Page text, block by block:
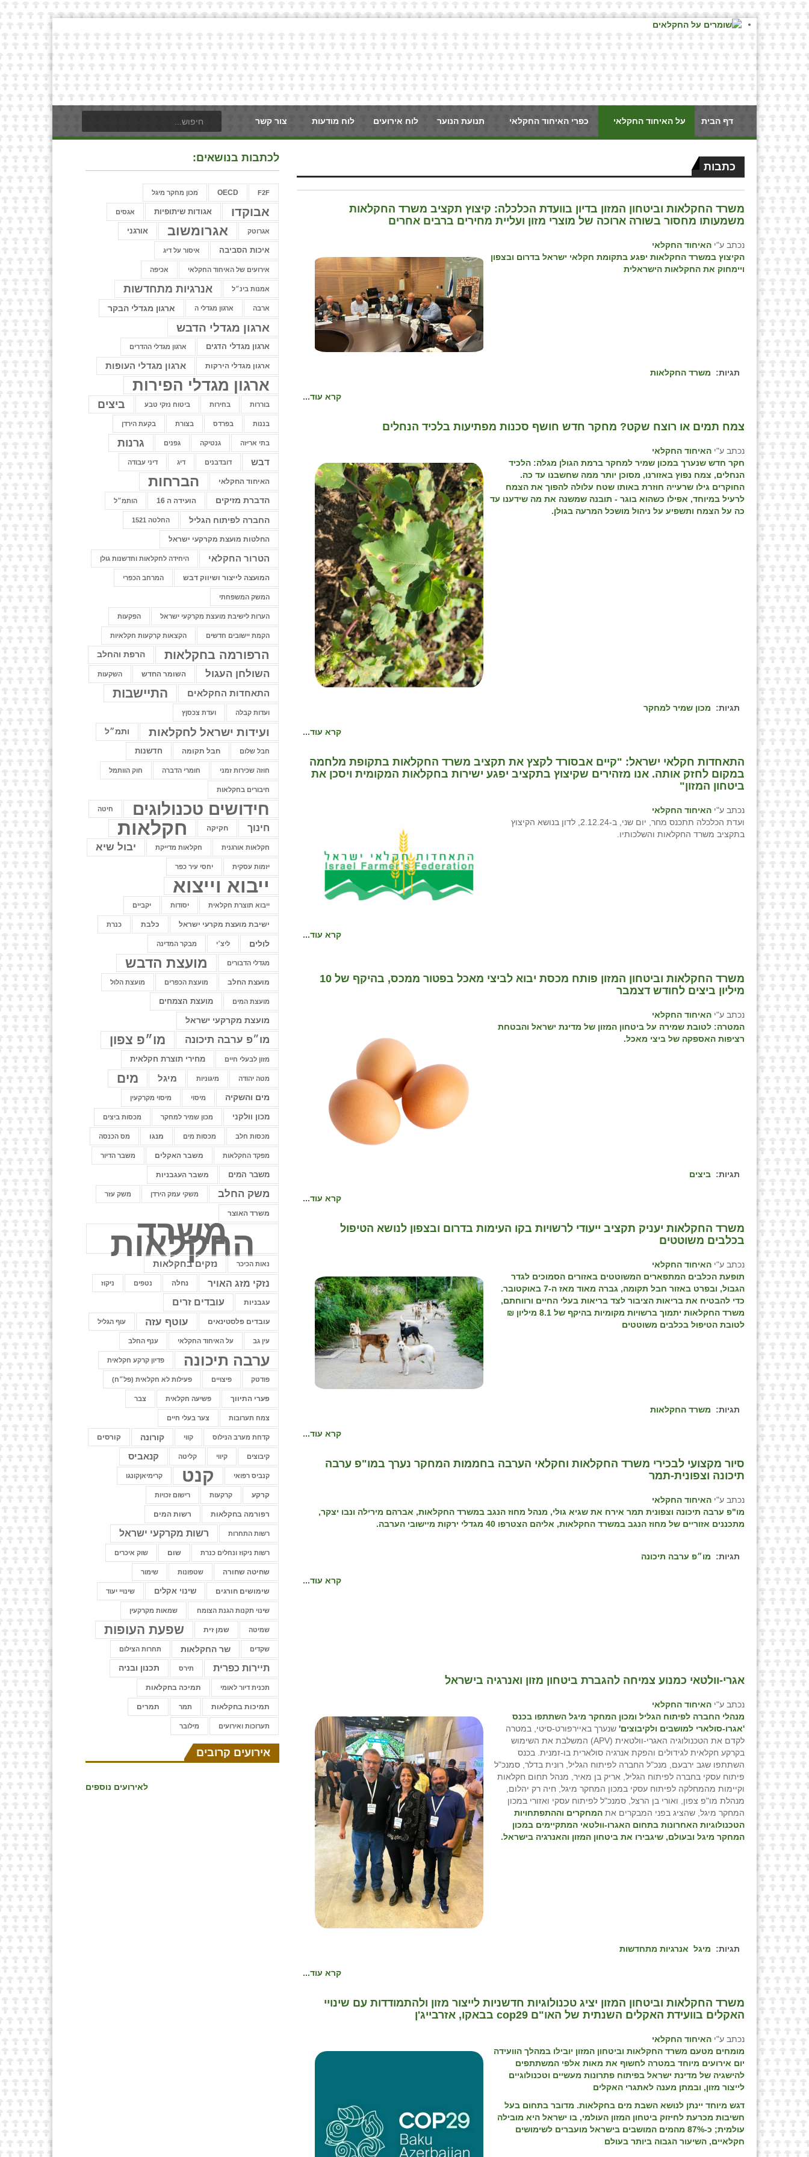
דף הבית על האיחוד החקלאי כפרי האיחוד החקלאי תנועת הנוער לוח אירועים לוח מודעות צור קשר
כתבות
משרד החקלאות וביטחון המזון בדיון בוועדת הכלכלה: קיצוץ תקציב משרד החקלאות
משמעותו מחסור בשורה ארוכה של מוצרי מזון ועליית מחירים ברבים אחרים
נכתב ע"י האיחוד החקלאי
הקיצוץ במשרד החקלאות יפגע בתקומת חקלאי ישראל בדרום ובצפון
ויימחוק את החקלאות הישראלית
תגיות: משרד החקלאות
קרא עוד...
צמח תמים או רוצח שקט? מחקר חדש חושף סכנות מפתיעות בלכיד הנחלים
נכתב ע"י האיחוד החקלאי
חקר חדש שנערך במכון שמיר למחקר ברמת הגולן מגלה: הלכיד
הנחלים, צמח נפוץ באזורנו, מסוכן יותר ממה שחשבנו עד כה.
החוקרים גילו שרעייה חוזרת באותו שטח עלולה להפוך את הצמח
לרעיל במיוחד, אפילו כשהוא בוגר - תובנה שמשנה את מה שידענו עד
כה על הצמח ותשפיע על ניהול מושכל המרעה בגולן.
תגיות: מכון שמיר למחקר
קרא עוד...
התאחדות חקלאי ישראל: "קיים אבסורד לקצץ את תקציב משרד החקלאות בתקופת מלחמה
במקום לחזק אותה. אנו מזהירים שקיצוץ בתקציב יפגע ישירות בחקלאות המקומית ויסכן את
ביטחון המזון"
נכתב ע"י האיחוד החקלאי
ועדת הכלכלה תתכנס מחר, יום שני, ב-2.12.24, לדון בנושא הקיצוץ
בתקציב משרד החקלאות והשלכותיו.
קרא עוד...
משרד החקלאות וביטחון המזון פותח מכסת יבוא לביצי מאכל בפטור ממכס, בהיקף של 10
מיליון ביצים לחודש דצמבר
נכתב ע"י האיחוד החקלאי
המטרה: לטובת שמירה על ביטחון המזון של מדינת ישראל והבטחת
רציפות האספקה של ביצי מאכל.
תגיות: ביצים
קרא עוד...
משרד החקלאות יעניק תקציב ייעודי לרשויות בקו העימות בדרום ובצפון לנושא הטיפול
בכלבים משוטטים
נכתב ע"י האיחוד החקלאי
תופעת הכלבים המתפארים המשוטטים באזורים הסמוכים לגדר
הגבול, ובפרט באזור חבל תקומה, גברה מאוד מאז ה-7 באוקטובר.
כדי להבטיח את בריאות הציבור לצד בריאות בעלי החיים ורווחתם,
משרד החקלאות יתמוך ברשויות מקומיות בהיקף של 8.1 מיליון ₪
לטובת הטיפול בכלבים משוטטים
תגיות: משרד החקלאות
קרא עוד...
סיור מקצועי לבכירי משרד החקלאות וחקלאי הערבה בחממות המחקר נערך במו"פ ערבה
תיכונה וצפונית-תמר
נכתב ע"י האיחוד החקלאי
מו"פ ערבה תיכונה וצפונית תמר אירח את שגיא גולי, מנהל מחוז הנגב במשרד החקלאות, אברהם מירילה ונבו יצקר,
מתכננים אזוריים של מחוז הנגב במשרד החקלאות, אליהם הצטרפו 40 מגדלי ירקות מיישובי הערבה.
תגיות: מו״פ ערבה תיכונה
קרא עוד...
אגרי-וולטאי כמנוע צמיחה להגברת ביטחון מזון ואנרגיה בישראל
נכתב ע"י האיחוד החקלאי
מנהלי החברה לפיתוח הגליל ומכון המחקר מיגל השתתפו בכנס
'אגרו-סולארי למושבים ולקיבוצים' שנערך באיירפורט-סיטי, במטרה
לקדם את הטכנולוגיה האגרי-וולטאית (APV) המשלבת את השימוש
בקרקע חקלאית לגידולים והפקת אנרגיה סולארית בו-זמנית. בכנס
השתתפו שגב ירבעם, מנכ"ל החברה לפיתוח הגליל, רונית בדלר, סמנכ"ל
פיתוח עסקי בחברה לפיתוח הגליל, אריק בן מאיר, מנהל תחום חקלאות
וקיימות מהמחלקה לפיתוח עסקי במכון המחקר מיגל, חיה רק יהלום,
מנהלת מו"פ צפון, ואורי בן הרצל, סמנכ"ל לפיתוח עסקי ואזורי במכון
המחקר מיגל, שהציג בפני המבקרים את המחקרים וההתפתחויות
הטכנולוגיות האחרונות בתחום האגרו-וולטאי המתקיימים במכון
המחקר מיגל ובעולם, שיגבירו את ביטחון המזון והאנרגיה בישראל.
תגיות: מיגל אנרגיות מתחדשות
קרא עוד...
משרד החקלאות וביטחון המזון יציג טכנולוגיות חדשניות לייצור מזון ולהתמודדות עם שינויי
האקלים בוועידת האקלים השנתית של האו"ם cop29 בבאקו, אזרבייג'ן
נכתב ע"י האיחוד החקלאי
מומחים מטעם משרד החקלאות וביטחון המזון יובילו במהלך הוועידה
יום אירועים מיוחד במטרה לחשוף את מאות אלפי המשתתפים
להישגיה של מדינת ישראל בפיתוח פתרונות מעשיים וטכנולוגיים
לייצור מזון, ובמתן מענה לאתגרי האקלים
דגש מיוחד יינתן לנושא השבת מים בחקלאות. מדובר בתחום בעל
חשיבות מכרעת לחיזוק ביטחון המזון העולמי, בו ישראל היא מובילה
עולמית; כ-87% מהמים המושבים בישראל מועברים לשימושים
חקלאיים, השיעור הגבוה ביותר בעולם
לכתבות בנושאים:
F2F
OECD ֿמכון מחקר מיגל
אבוקדו אגודות שיתופיות אגסים
אגרוטק אגרומשוב אורגני
איכות הסביבה איסור על דיג
אירועים של האיחוד החקלאי אכיפה
אמנות בינ״ל אנרגיות מתחדשות
ארבה ארגון מגדלי ה ארגון מגדלי הבקר
ארגון מגדלי הדבש
ארגון מגדלי הדגים ארגון מגדלי ההדרים
ארגון מגדלי הירקות ארגון מגדלי העופות
ארגון מגדלי הפירות
בוררות בחירות ביטוח נזקי טבע ביצים
בננות בפרדס בצורת בקעת הירדן
בתי אריזה גנטיקה גפנים גרנות
דבש דובדבנים דיג דיני עבודה
האיחוד החקלאי הברחות
הדברת מזיקים הועידה ה 16 הותמ״ל
החברה לפיתוח הגליל החלטה 1521
החלטות מועצת מקרקעי ישראל
הטרור החקלאי היחידה לחקלאות וחדשנות גולן
המועצה לייצור ושיווק דבש המרחב הכפרי
המשק המשפחתי
הערות לישיבת מועצת מקרקעי ישראל הפקעות
הקמת יישובים חדשים הקצאות קרקעות חקלאיות
הרפורמה בחקלאות הרפת והחלב
השולחן העגול השומר החדש השקעות
התאחדות החקלאים התיישבות
ועדות קבלה ועדת צכסןץ
ועידות ישראל לחקלאות ותמ״ל
חבל שלום חבל תקומה חדשנות
חוזה שכירות זמני חומרי הדברה חוק הוותמל
חיבורים בחקלאות
חידושים טכנולוגים חיטה
חינוך חקיקה חקלאות
חקלאות אורגנית חקלאות מדייקת יבול שיא
יזמות עסקית יחסי עיר כפר
ייבוא וייצוא
ייבוא תוצרת חקלאית יסודות יקביים
ישיבת מועצת מקרעי ישראל כלבת כנרת
לולים ליצ׳י מבקר המדינה
מגדלי הדבורים מועצת הדבש
מועצת החלב מועצת הכפרים מועצת הלול
מועצת המים מועצת הצמחים
מועצת מקרקעי ישראל
מו״פ ערבה תיכונה מו״פ צפון
מזון לבעלי חיים מחירי תוצרת חקלאית
מטה יהודה מיגוניות מיגל מים
מים והשקיה מיסוי מיסוי מקרקעין
מכון וולקני מכון שמיר למחקר מכסות ביצים
מכסות חלב מכסות מים מנגו מס הכנסה
מפקד החקלאות משבר האקלים משבר הדיור
משבר המים משבר העגבניות
משק החלב משקי עמק הירדן משק עזר
משרד האוצרמשרד
החקלאות
נאות הכיכר נזקים בחקלאות
נזקי מזג האויר נחלה נטפים ניקוז
עגבניות עובדים זרים
עובדים פלסטינאים עוטף עזה עוף הגליל
עין גב על האיחוד החקלאי ענף החלב
ערבה תיכונה פדיון קרקע חקלאית
פודטק פיצויים פעילות לא חקלאית (פל״ח)
פערי התיווך פשיעה חקלאית צבר
צמח תערובות צער בעלי חיים
קדחת מערב הנילוס קווי קורונה קורסים
קיבוצים קיווי קליטה קנאביס
קנביס רפואי קנט קרימיאןקונגו
קרקע קרקעות רישום זכויות
רפורמה בחקלאות רשות המים
רשות התחרות רשות מקרקעי ישראל
רשות ניקוז ונחלים כנרת שום שוק איכרים
שחיטה שחורה שטפונות שימור
שימושים חורגים שינוי אקלים שינויי יעוד
שינוי תקנות הגנת הצומח שמאות מקרקעין
שמיטה שמן זית שפעת העופות
שקדים שר החקלאות תחרות הצילום
תיירות כפרית תירס תכנון ובניה
תכנית דיור לאומי תמיכה בחקלאות
תמיכות בחקלאות תמר תמרים
תערוכות ואירועים ⁨מילובר
אירועים קרובים
לאירועים נוספים